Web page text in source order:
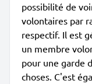
possibilité de
volontaires par
respectif. Il est
un membre
pour une garde
choses. C'est